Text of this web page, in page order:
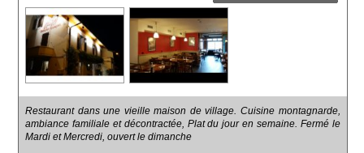
Restaurant dans une vieille maison de village. Cuisine montagnarde,
ambiance familiale et décontractée, Plat du jour en semaine. Fermé le
Mardi et Mercredi, ouvert le dimanche